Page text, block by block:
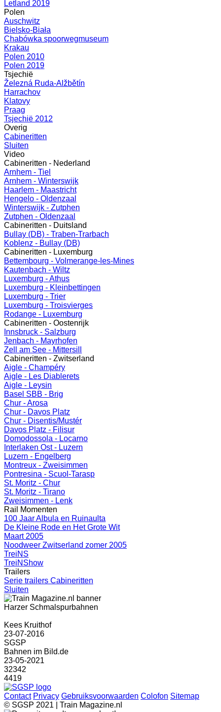
Letland 2019
Polen
Auschwitz
Bielsko-Biała
Chabówka spoorwegmuseum
Krakau
Polen 2010
Polen 2019
Tsjechië
Železná Ruda-Alžbětín
Harrachov
Klatovy
Praag
Tsjechië 2012
Overig
Cabineritten
Sluiten
Video
Cabineritten - Nederland
Arnhem - Tiel
Arnhem - Winterswijk
Haarlem - Maastricht
Hengelo - Oldenzaal
Winterswijk - Zutphen
Zutphen - Oldenzaal
Cabineritten - Duitsland
Bullay (DB) - Traben-Trarbach
Koblenz - Bullay (DB)
Cabineritten - Luxemburg
Bettembourg - Volmerange-les-Mines
Kautenbach - Wiltz
Luxemburg - Athus
Luxemburg - Kleinbettingen
Luxemburg - Trier
Luxemburg - Troisvierges
Rodange - Luxemburg
Cabineritten - Oostenrijk
Innsbruck - Salzburg
Jenbach - Mayrhofen
Zell am See - Mittersill
Cabineritten - Zwitserland
Aigle - Champéry
Aigle - Les Diablerets
Aigle - Leysin
Basel SBB - Brig
Chur - Arosa
Chur - Davos Platz
Chur - Disentis/Mustér
Davos Platz - Filisur
Domodossola - Locarno
Interlaken Ost - Luzern
Luzern - Engelberg
Montreux - Zweisimmen
Pontresina - Scuol-Tarasp
St. Moritz - Chur
St. Moritz - Tirano
Zweisimmen - Lenk
Rail Momenten
100 Jaar Albula en Ruinaulta
De Kleine Rode en Het Grote Wit
Maart 2005
Noodweer Zwitserland zomer 2005
TreiNS
TreiNShow
Trailers
Serie trailers Cabineritten
Sluiten
Harzer Schmalspurbahnen
Kees Kruithof
23-07-2016
SGSP
Bahnen im Bild.de
23-05-2021
32342
4419
Contact Privacy Gebruiksvoorwaarden Colofon Sitemap
© SGSP 2021 | Train Magazine.nl